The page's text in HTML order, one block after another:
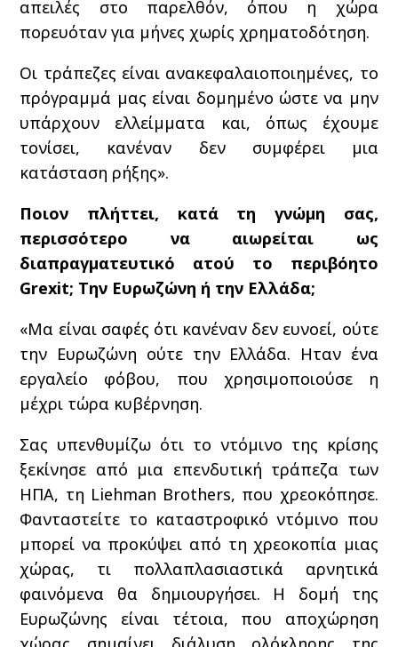
απειλές στο παρελθόν, όπου η χώρα
πορευόταν για μήνες χωρίς χρηματοδότηση.
Οι τράπεζες είναι ανακεφαλαιοποιημένες, το
πρόγραμμά μας είναι δομημένο ώστε να μην
υπάρχουν ελλείμματα και, όπως έχουμε
τονίσει, κανέναν δεν συμφέρει μια
κατάσταση ρήξης».
Ποιον πλήττει, κατά τη γνώμη σας,
περισσότερο να αιωρείται ως
διαπραγματευτικό ατού το περιβόητο
Grexit; Την Ευρωζώνη ή την Ελλάδα;
«Μα είναι σαφές ότι κανέναν δεν ευνοεί, ούτε
την Ευρωζώνη ούτε την Ελλάδα. Ηταν ένα
εργαλείο φόβου, που χρησιμοποιούσε η
μέχρι τώρα κυβέρνηση.
Σας υπενθυμίζω ότι το ντόμινο της κρίσης
ξεκίνησε από μια επενδυτική τράπεζα των
ΗΠΑ, τη Liehman Brothers, που χρεοκόπησε.
Φανταστείτε το καταστροφικό ντόμινο που
μπορεί να προκύψει από τη χρεοκοπία μιας
χώρας, τι πολλαπλασιαστικά αρνητικά
φαινόμενα θα δημιουργήσει. Η δομή της
Ευρωζώνης είναι τέτοια, που αποχώρηση